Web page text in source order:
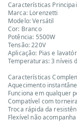
Características
Marca: Lorenzetti
Modelo: Versátil
Cor: Branco
Potência: 5500W
Tensão: 220V
Aplicação: Pias e
Temperaturas: 3 níveis
Características
Aquecimento
Funciona em qualquer
Compatível com
Troca rápida da
Flexível não